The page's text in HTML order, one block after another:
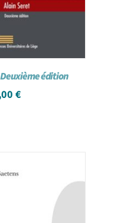
Deuxième édition
€